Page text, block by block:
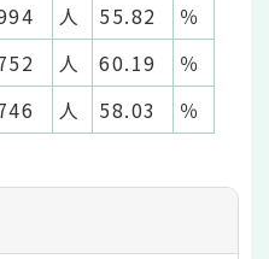
人 55.82
％
人 60.19
％
人 58.03 ％